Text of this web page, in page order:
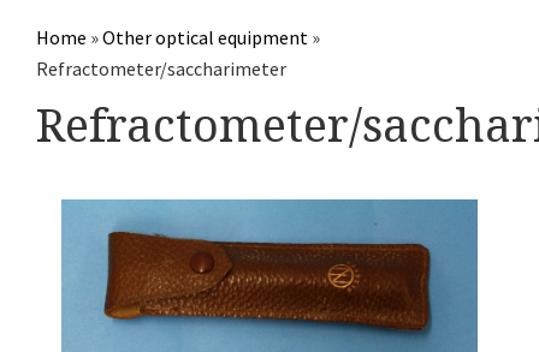
Overige optische instrumenten
Elektrische meetapparatuur
Divers
Makers
Images
Home »Other optical equipment »
Refractometer/saccharimeter
Refractometer/